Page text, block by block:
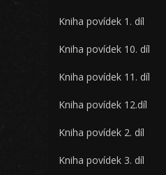
Kniha povídek 1. díl
Kniha povídek 10. díl
Kniha povídek 11. díl
Kniha povídek 12.díl
Kniha povídek 2. díl
Kniha povídek 3. díl